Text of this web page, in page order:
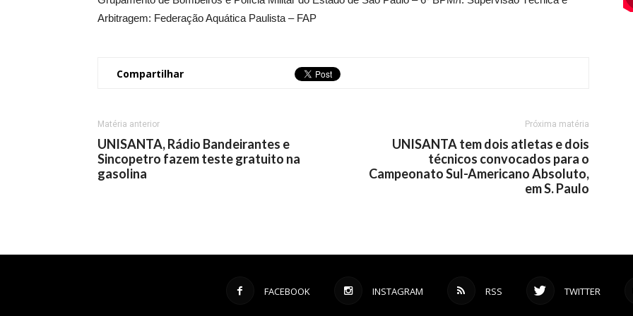
Arbitragem: Federação Aquática Paulista – FAP
Compartilhar
Matéria anterior
UNISANTA, Rádio Bandeirantes e
Sincopetro fazem teste gratuito na
gasolina
Próxima matéria
UNISANTA tem dois atletas e dois
técnicos convocados para o
Campeonato Sul-Americano Absoluto,
em S. Paulo
FACEBOOK INSTAGRAM RSS TWITTER